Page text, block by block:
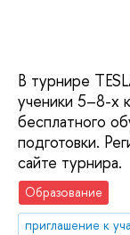
В турнире
ученики 5–8-х
бесплатного
подготовки.
сайте турнира.
Образование
приглашение к